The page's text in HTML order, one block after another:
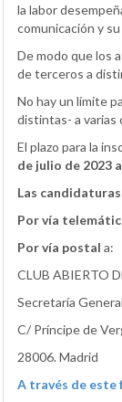
la labor
comunicación y
De modo que los
de terceros a
No hay un límite
distintas- a varias
El plazo para la
de julio de 2023
Las
Por vía
Por vía postal a:
CLUB ABIERTO
Secretaría General
C/ Príncipe de
28006. Madrid
A través de este